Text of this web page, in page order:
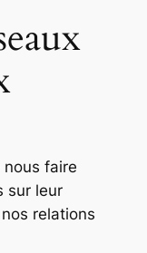
faire
sur leur
relations